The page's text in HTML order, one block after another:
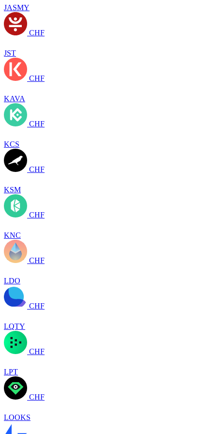
JASMY
CHF
JST
CHF
KAVA
CHF
KCS
CHF
KSM
CHF
KNC
CHF
LDO
CHF
LQTY
CHF
LPT
CHF
LOOKS